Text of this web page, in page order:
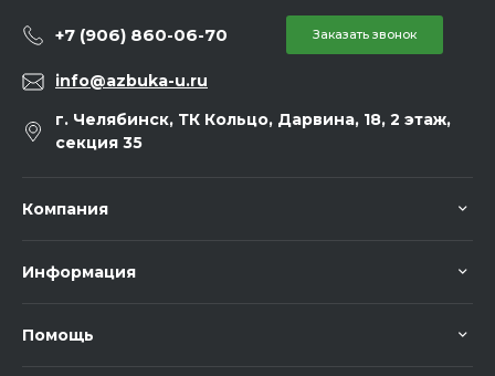
+7 (906) 860-06-70 Заказать звонок
info@azbuka-u.ru
г. Челябинск, ТК Кольцо, Дарвина, 18, 2 этаж,
секция 35
Компания
Информация
Помощь